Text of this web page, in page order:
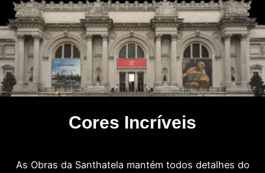
Cores Incríveis
As Obras da Santhatela mantém todos detalhes do